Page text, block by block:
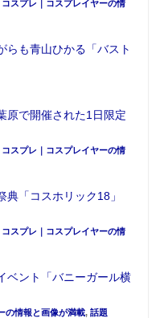
コスプレ｜コスプレイヤーの情
らも青山ひかる「バスト
原で開催された1日限定
コスプレ｜コスプレイヤーの情
「コスホリック18」
コスプレ｜コスプレイヤーの情
ベント「バニーガール横
の情報と画像が満載, 話題